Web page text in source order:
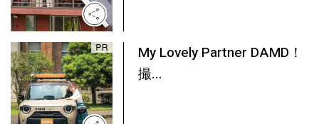
My Lovely Partner DAMD！
撮...